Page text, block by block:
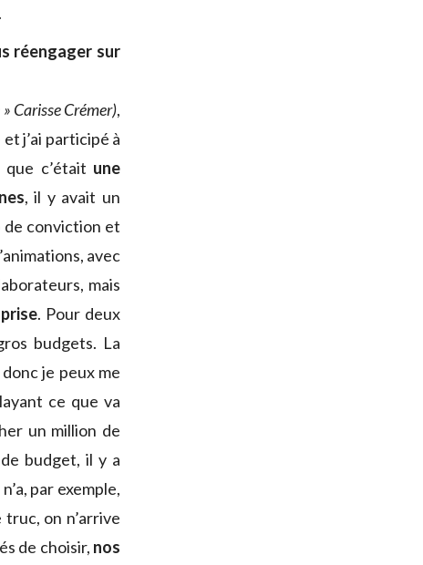
réengager sur
» Carisse Crémer),
j’ai participé à
c’était une
, il y avait un
de conviction et
avec
mais
. Pour deux
budgets. La
donc je peux me
ce que va
un million de
budget, il y a
par exemple,
on n’arrive
de choisir, nos